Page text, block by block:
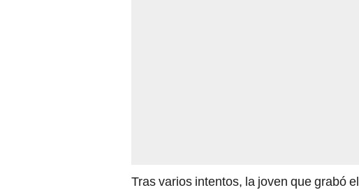
Tras varios intentos, la joven que grabó el